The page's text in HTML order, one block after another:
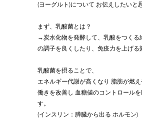
(ヨーグルト)について お伝えしたいと
まず、乳酸菌とは？
→炭水化物を発酵して、乳酸をつく
の調子を良くしたり、免疫力を上げる
乳酸菌を摂ることで、
エネルギー代謝が高くなり 脂肪が燃
働きを改善し 血糖値のコントロール
す。
(インスリン：膵臓から出る ホルモン)